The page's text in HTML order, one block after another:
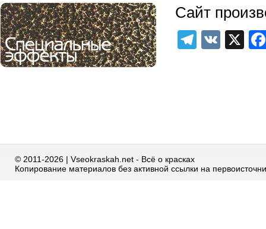
Сайт
VK X
© 2011-2026 | Vseokraskah.net - Всё о красках
Копирование материалов без активной ссылки на